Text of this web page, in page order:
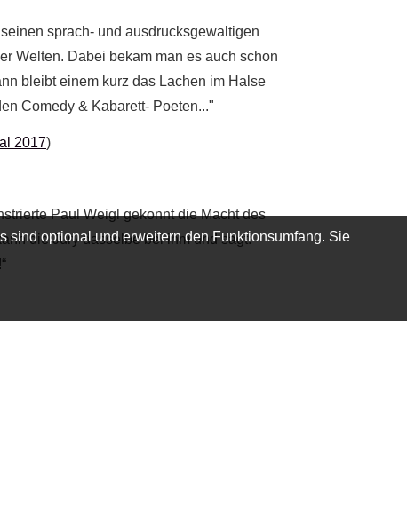
sprach- und ausdrucksgewaltigen
Welten. Dabei bekam man es auch schon
bleibt einem kurz das Lachen im Halse
Comedy & Kabarett- Poeten..."
2017)
Paul Weigl gekonnt die Macht des
die Jury dasselbe bei ihm und sagt:
sind optional und erweitern den Funktionsumfang. Sie